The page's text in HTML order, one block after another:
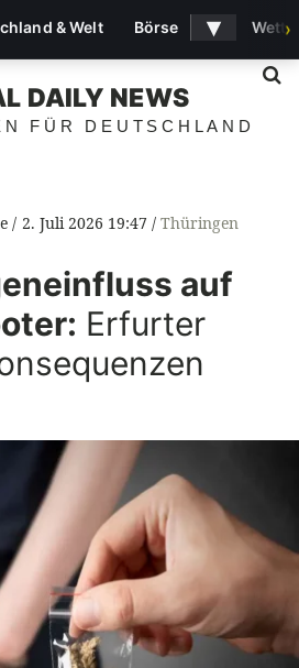
DAILY NEWS
FÜR DEUTSCHLAND
2. Juli 2026 19:47
Thüringen
auf
Erfurter
& Welt Börse ▾ ›